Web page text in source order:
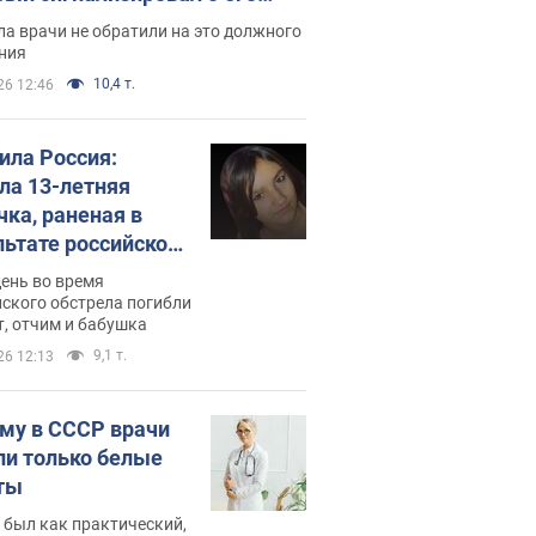
раке
врачи не обратили на это должного
12:46 10,4 т.
Россия:
13-летняя
раненая в
российской
на Сумскую
Фото
во время
обстрела погибли
отчим и бабушка
12:13 9,1 т.
в СССР врачи
только белые
был как практический,